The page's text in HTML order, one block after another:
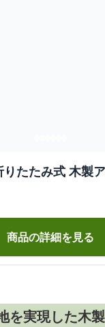
たたみ式 木製
商品の詳細を見る
を実現した木